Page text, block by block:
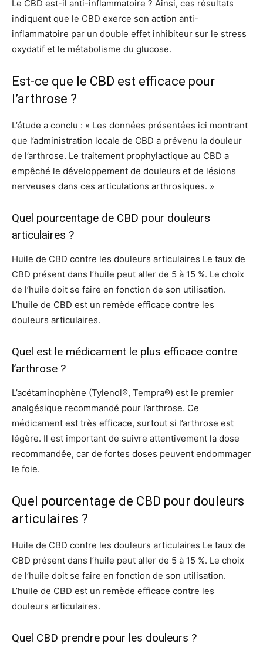
Le CBD est-il anti-inflammatoire ? Ainsi, ces résultats
indiquent que le CBD exerce son action anti-
inflammatoire par un double effet inhibiteur sur le stress
oxydatif et le métabolisme du glucose.
Est-ce que le CBD est efficace pour
l’arthrose ?
L’étude a conclu : « Les données présentées ici montrent
que l’administration locale de CBD a prévenu la douleur
de l’arthrose. Le traitement prophylactique au CBD a
empêché le développement de douleurs et de lésions
nerveuses dans ces articulations arthrosiques. »
Quel pourcentage de CBD pour douleurs
articulaires ?
Huile de CBD contre les douleurs articulaires Le taux de
CBD présent dans l’huile peut aller de 5 à 15 %. Le choix
de l’huile doit se faire en fonction de son utilisation.
L’huile de CBD est un remède efficace contre les
douleurs articulaires.
Quel est le médicament le plus efficace contre
l’arthrose ?
L’acétaminophène (Tylenol®, Tempra®) est le premier
analgésique recommandé pour l’arthrose. Ce
médicament est très efficace, surtout si l’arthrose est
légère. Il est important de suivre attentivement la dose
recommandée, car de fortes doses peuvent endommager
le foie.
Quel pourcentage de CBD pour douleurs
articulaires ?
Huile de CBD contre les douleurs articulaires Le taux de
CBD présent dans l’huile peut aller de 5 à 15 %. Le choix
de l’huile doit se faire en fonction de son utilisation.
L’huile de CBD est un remède efficace contre les
douleurs articulaires.
Quel CBD prendre pour les douleurs ?